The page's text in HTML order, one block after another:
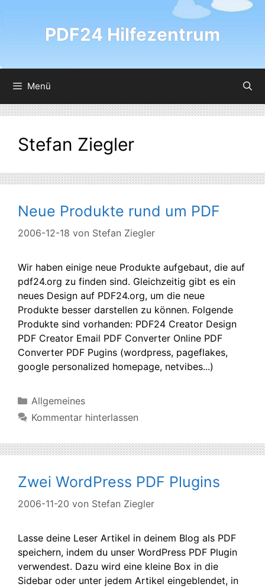
PDF24 Hilfezentrum
Menü
Stefan Ziegler
Neue Produkte rund um PDF
2006-12-18 von Stefan Ziegler
Wir haben einige neue Produkte aufgebaut, die auf
pdf24.org zu finden sind. Gleichzeitig gibt es ein
neues Design auf PDF24.org, um die neue
Produkte besser darstellen zu können. Folgende
Produkte sind vorhanden: PDF24 Creator Design
PDF Creator Email PDF Converter Online PDF
Converter PDF Pugins (wordpress, pageflakes,
google personalized homepage, netvibes...)
Kategorien
Allgemeines
Kommentar hinterlassen
Zwei WordPress PDF Plugins
2006-11-20 von Stefan Ziegler
Lasse deine Leser Artikel in deinem Blog als PDF
speichern, indem du unser WordPress PDF Plugin
verwendest. Dazu wird eine kleine Box in die
Sidebar oder unter jedem Artikel eingeblendet, in